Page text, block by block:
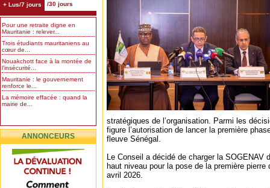
+ Lus/7 jours /30 jours
Pour une retraite digne en
Mauritanie : relever...
Trois étudiants mauritaniens au
cœur de...
Nouakchott face à la montée de
l’insécurité...
Mauritanie : le gouvernement
renforce le...
La mémoire effacée : quand la
mairie de...
ANNONCEURS
stratégiques de l’organisation. Parmi les
figure l’autorisation de lancer la première
fleuve Sénégal.
Le Conseil a décidé de charger la SOGENAV
haut niveau pour la pose de la première
avril 2026.